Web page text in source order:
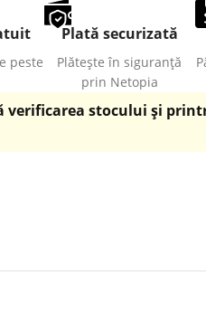
peste
Plată securizată
Plătește în siguranță
prin Netopia
verificarea stocului și